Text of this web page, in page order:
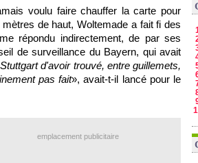
voulu faire chauffer la carte pour
de haut, Woltemade a fait fi des
répondu indirectement, de par ses
de surveillance du Bayern, qui avait
d'avoir trouvé, entre guillemets,
pas fait», avait-t-il lancé pour le
emplacement publicitaire